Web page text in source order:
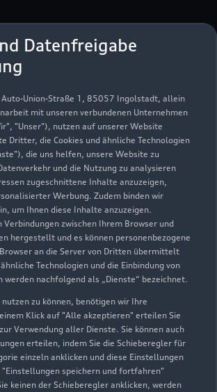
Datenfreigabe
Auto-Union-Straße 1, 85057 Ingolstadt, allein
mit unseren verbundenen Unternehmen
"Unser"), nutzen auf unserer Website
Dritter, die Cookies und ähnliche Technologien
die uns helfen, unsere Website zu
und die Nutzung zu analysieren
zugeschnittene Inhalte anzuzeigen,
Werbung. Zudem binden wir
um Ihnen diese Inhalte anzuzeigen.
Verbindungen zwischen Ihrem Browser und
hergestellt und es können personenbezogene
an die Server von Dritten übermittelt
Technologien und die Einbindung von
nachfolgend als „Dienste“ bezeichnet.
nutzen zu können, benötigen wir Ihre
Klick auf "Alle akzeptieren" erteilen Sie
Verwendung aller Dienste. Sie können auch
erteilen, indem Sie die Schieberegler für
einzeln anklicken und diese Einstellungen
"Einstellungen speichern und fortfahren"
keinen der Schieberegler anklicken, werden
brucker.de
herunterladen